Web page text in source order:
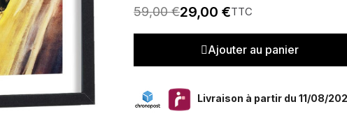
59,00 €29,00 €TTC
Ajouter au panier
Livraison à partir du 11/08/